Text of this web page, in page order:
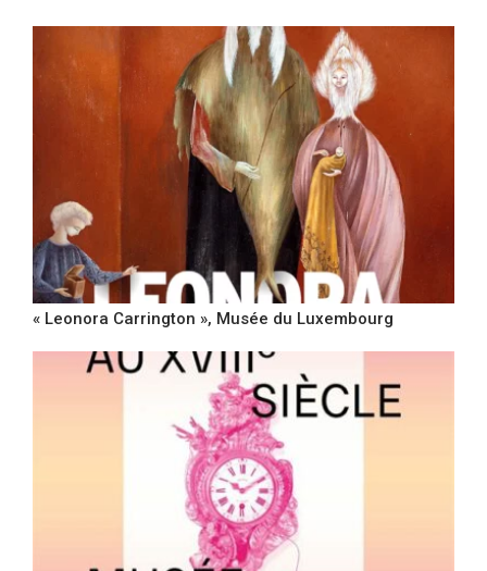
« Leonora Carrington », Musée du Luxembourg